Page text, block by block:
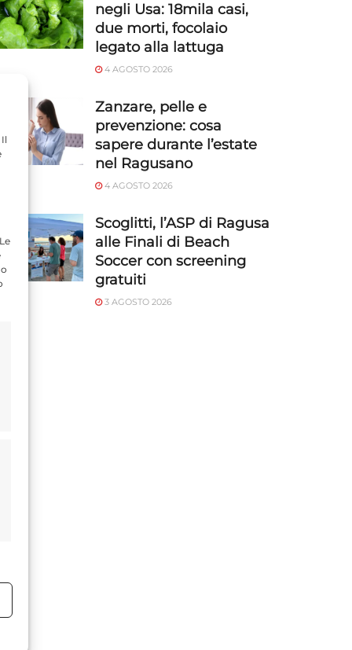
negli Usa: 18mila casi,
due morti, focolaio
legato alla lattuga
4 AGOSTO 2026
Zanzare, pelle e
prevenzione: cosa
sapere durante l’estate
nel Ragusano
4 AGOSTO 2026
Scoglitti, l’ASP di Ragusa
alle Finali di Beach
Soccer con screening
gratuiti
3 AGOSTO 2026